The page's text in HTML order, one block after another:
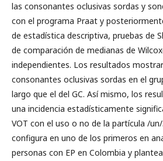
las consonantes oclusivas sordas y
con el programa Praat y
de estadística descriptiva, pruebas de
de comparación de medianas de
independientes. Los resultados
consonantes oclusivas sordas en el
largo que el del GC. Así mismo, los
una incidencia estadísticamente
VOT con el uso o no de la partícula /
configura en uno de los primeros en
personas con EP en Colombia y